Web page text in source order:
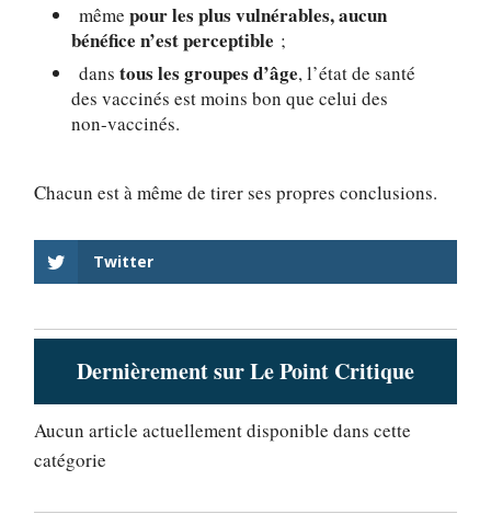
mêmepour les plus vulnérables, aucun
bénéfice n’est perceptible ;
danstous les groupes d’âge, l’état de santé
des vaccinés est moins bon que celui des
non-vaccinés.
Chacun est à même de tirer ses propres conclusions.
Twitter
Dernièrement sur Le Point Critique
Aucun article actuellement disponible dans cette
catégorie